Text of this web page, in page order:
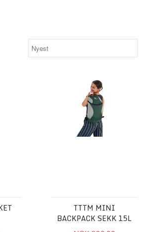
BAG 20l TTTM MINI BACKPACK Sekk
TTTM MINI
BACKPACK SEKK 15L